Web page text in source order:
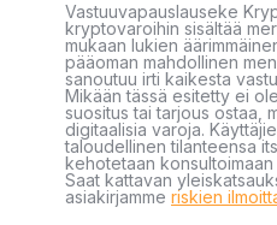
Vastuuvapauslauseke
kryptovaroihin sisältää
mukaan lukien
pääoman mahdollinen
sanoutuu irti kaikesta
Mikään tässä esitetty ei
suositus tai tarjous ostaa,
digitaalisia varoja.
taloudellinen tilanteensa
kehotetaan konsultoimaan
Saat kattavan
asiakirjamme riskien